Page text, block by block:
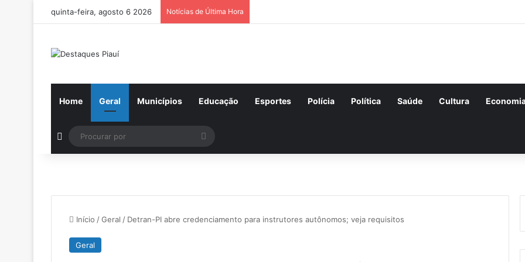
quinta-feira, agosto 6 2026 Notícias de Última Hora
Home Geral Municípios Educação Esportes Polícia Política Saúde Cultura
Switch skin
Procurar
por
Início /Geral / Detran-PI abre credenciamento para instrutores autônomos; veja requisitos
Geral